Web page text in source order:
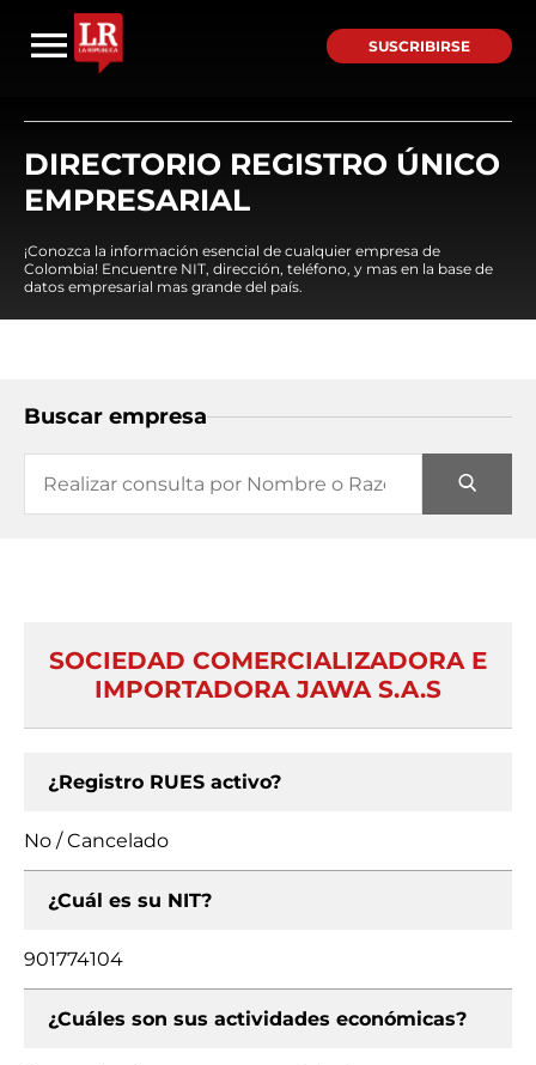
SUSCRIBIRSE
DIRECTORIO REGISTRO ÚNICO
EMPRESARIAL
¡Conozca la información esencial de cualquier empresa de
Colombia! Encuentre NIT, dirección, teléfono, y mas en la base de
datos empresarial mas grande del país.
Buscar empresa
SOCIEDAD COMERCIALIZADORA E
IMPORTADORA JAWA S.A.S
¿Registro RUES activo?
No / Cancelado
¿Cuál es su NIT?
901774104
¿Cuáles son sus actividades económicas?